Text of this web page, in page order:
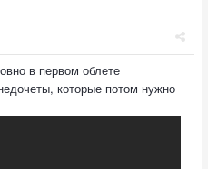
в первом облете
которые потом нужно